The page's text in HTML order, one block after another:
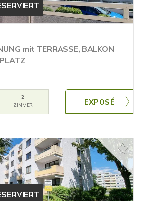
mit TERRASSE, BALKON
2
ZIMMER